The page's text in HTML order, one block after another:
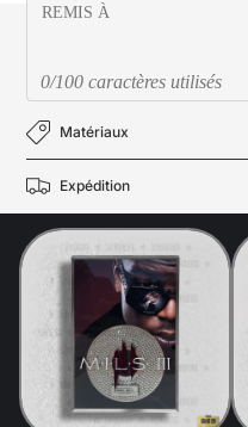
0/100 caractères utilisés
Matériaux
Expédition
Politique de confidentialité
Politique de remboursement
Mentions légales